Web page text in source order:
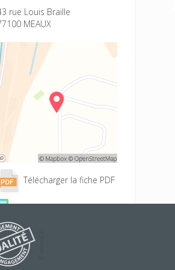
rue Louis Braille
MEAUX
Télécharger la fiche PDF
Conditions d'inscription
Projet éducatif